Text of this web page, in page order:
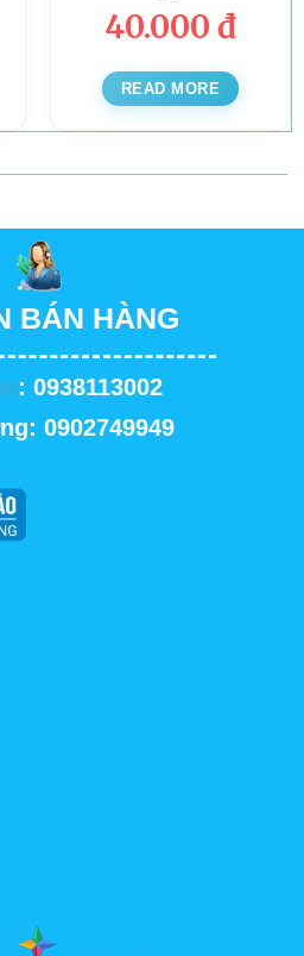
40.000 đ
READ MORE
BÁN HÀNG
: 0938113002
0902749949